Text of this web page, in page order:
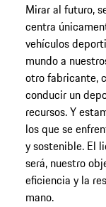
Mirar al futuro,
centra
vehículos
mundo a
otro fabricante,
conducir un
recursos. Y
los que se
y sostenible. El
será, nuestro
eficiencia y la
mano.